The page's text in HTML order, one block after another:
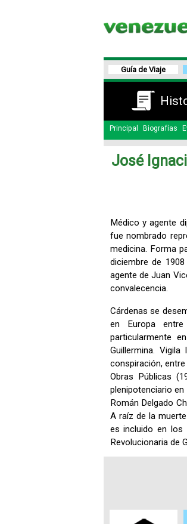
Guía de Viaje
Principal Biografías
José
Médico y agente
fue nombrado
medicina. Forma
diciembre de
agente de Juan
convalecencia.
Cárdenas se
en Europa
particularmente
Guillermina.
conspiración,
Obras Públicas
plenipotenciario
Román Delgado
A raíz de la
es incluido en los
Revolucionaria de